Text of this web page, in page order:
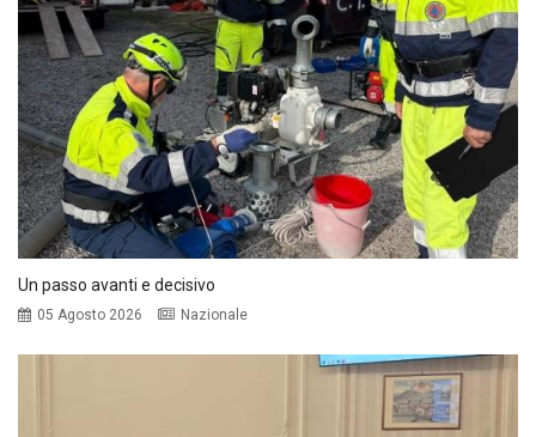
Un passo avanti e decisivo
05 Agosto 2026 Nazionale